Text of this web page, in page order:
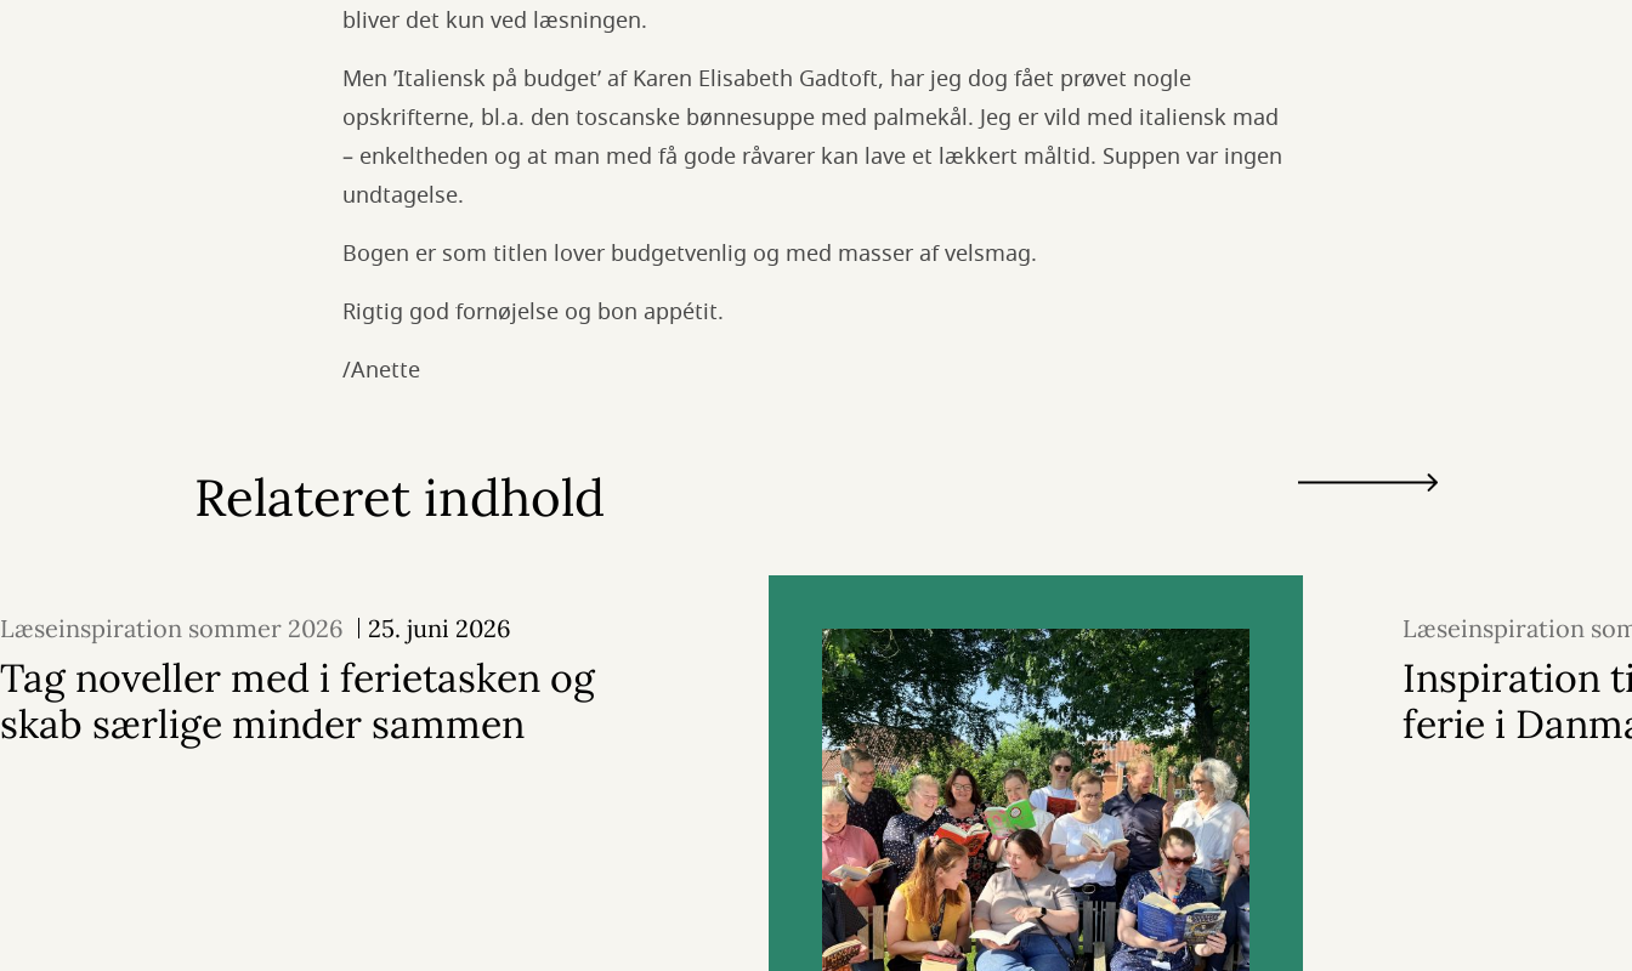
bliver det kun ved læsningen.
Men ’Italiensk på budget’ af Karen Elisabeth Gadtoft, har jeg dog fået prøvet nogle
opskrifterne, bl.a. den toscanske bønnesuppe med palmekål. Jeg er vild med italiensk mad
– enkeltheden og at man med få gode råvarer kan lave et lækkert måltid. Suppen var ingen
undtagelse.
Bogen er som titlen lover budgetvenlig og med masser af velsmag.
Rigtig god fornøjelse og bon appétit.
/Anette
Relateret indhold
Læseinspiration sommer 2026 25. juni 2026
Tag noveller med i ferietasken og
skab særlige minder sammen
Læseinspiration
22. juni 2026
Inspiration
ferie i